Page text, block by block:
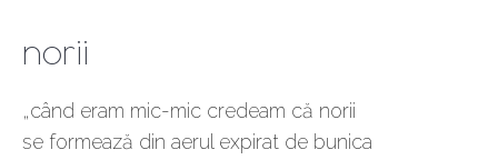
norii
„când eram mic-mic credeam că norii
se formează din aerul expirat de bunica